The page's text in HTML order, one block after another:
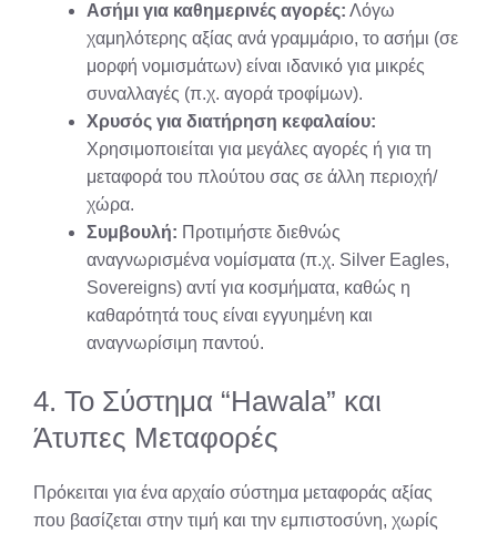
Ασήμι για καθημερινές αγορές: Λόγω
χαμηλότερης αξίας ανά γραμμάριο, το ασήμι (σε
μορφή νομισμάτων) είναι ιδανικό για μικρές
συναλλαγές (π.χ. αγορά τροφίμων).
Χρυσός για διατήρηση κεφαλαίου:
Χρησιμοποιείται για μεγάλες αγορές ή για τη
μεταφορά του πλούτου σας σε άλλη περιοχή/
χώρα.
Συμβουλή: Προτιμήστε διεθνώς
αναγνωρισμένα νομίσματα (π.χ. Silver Eagles,
Sovereigns) αντί για κοσμήματα, καθώς η
καθαρότητά τους είναι εγγυημένη και
αναγνωρίσιμη παντού.
4. Το Σύστημα “Hawala” και
Άτυπες Μεταφορές
Πρόκειται για ένα αρχαίο σύστημα μεταφοράς αξίας
που βασίζεται στην τιμή και την εμπιστοσύνη, χωρίς